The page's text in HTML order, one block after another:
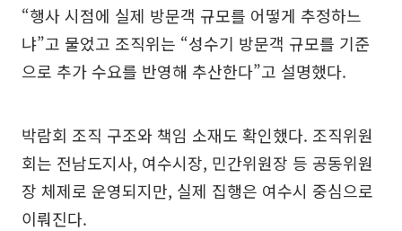
“행사 시점에 실제 방문객 규모를 어떻게 추정하느
냐”고 물었고 조직위는 “성수기 방문객 규모를 기준
으로 추가 수요를 반영해 추산한다”고 설명했다.
박람회 조직 구조와 책임 소재도 확인했다. 조직위원
회는 전남도지사, 여수시장, 민간위원장 등 공동위원
장 체제로 운영되지만, 실제 집행은 여수시 중심으로
이뤄진다.